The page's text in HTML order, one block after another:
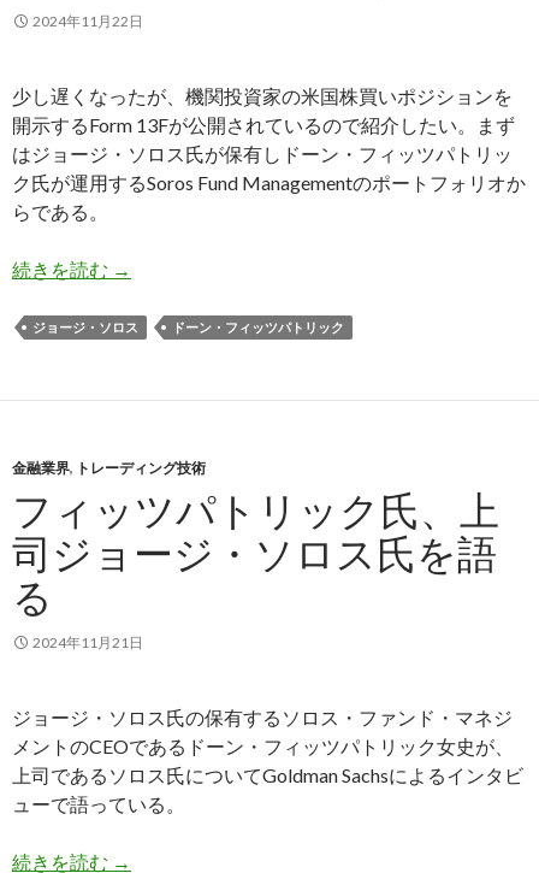
2024年11月22日
少し遅くなったが、機関投資家の米国株買いポジションを
開示するForm 13Fが公開されているので紹介したい。まず
はジョージ・ソロス氏が保有しドーン・フィッツパトリッ
ク氏が運用するSoros Fund Managementのポートフォリオか
らである。
続きを読む ジョージ・ソロス氏、トランプ相場で米国小型
→
ジョージ・ソロス ドーン・フィッツパトリック
金融業界, トレーディング技術
フィッツパトリック氏、上
司ジョージ・ソロス氏を語
る
2024年11月21日
ジョージ・ソロス氏の保有するソロス・ファンド・マネジ
メントのCEOであるドーン・フィッツパトリック女史が、
上司であるソロス氏についてGoldman Sachsによるインタビ
ューで語っている。
続きを読む フィッツパトリック氏、上司ジョージ・ソロス
→